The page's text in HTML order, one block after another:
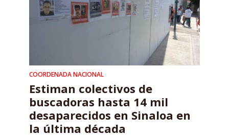
COORDENADA NACIONAL
Estiman colectivos de
buscadoras hasta 14 mil
desaparecidos en Sinaloa en
la última década